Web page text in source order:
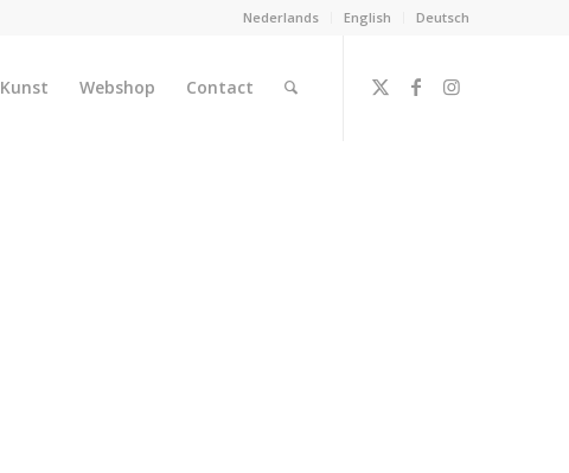
Nederlands English Deutsch
Kunst Webshop Contact